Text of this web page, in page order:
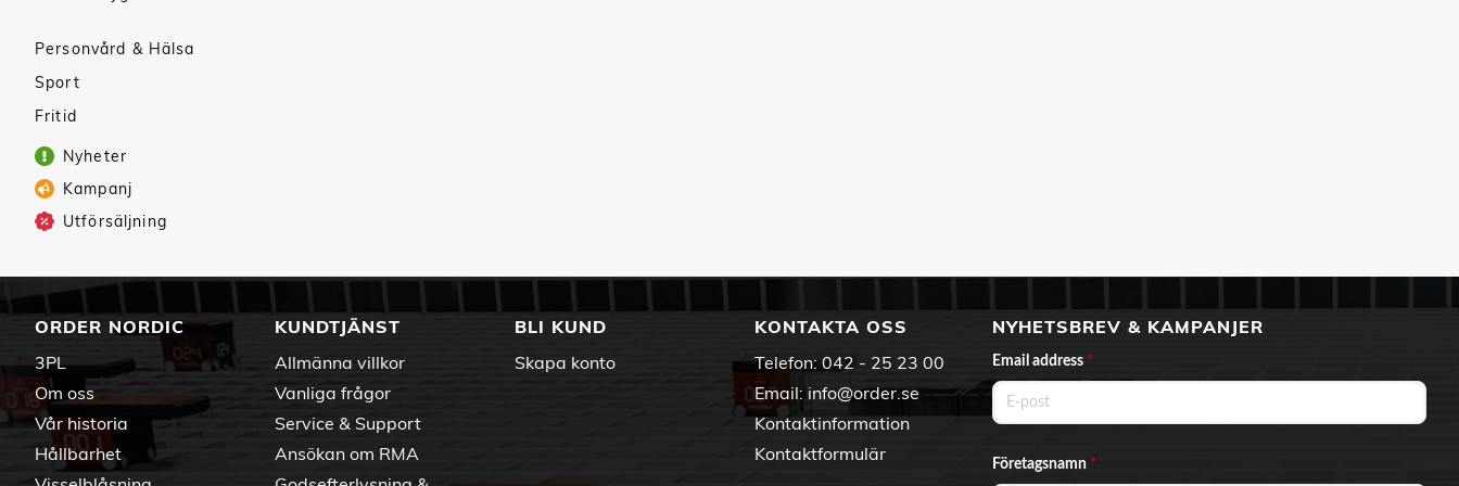
Personvård & Hälsa
Sport
Fritid
Nyheter
Kampanj
Utförsäljning
ORDER NORDIC
3PL
Om oss
Vår historia
Hållbarhet
KUNDTJÄNST
Allmänna villkor
Vanliga frågor
Service & Support
Ansökan om RMA
BLI KUND
Skapa konto
KONTAKTA OSS
Telefon: 042 - 25 23 00
Email: info@order.se
Kontaktinformation
Kontaktformulär
NYHETSBREV & KAMPANJER
Email address *
Företagsnamn *